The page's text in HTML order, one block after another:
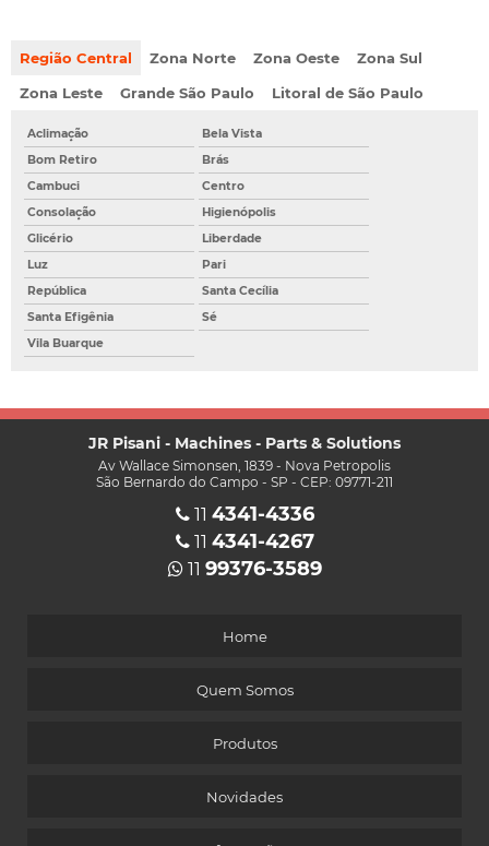
Região Central Zona Norte Zona Oeste
Zona Sul
Zona Leste
Grande São Paulo Litoral de São Paulo
Aclimação
Bela Vista
Bom Retiro
Brás
Cambuci
Centro
Consolação
Higienópolis
Glicério
Liberdade
Luz
Pari
República
Santa Cecília
Santa Efigênia
Sé
Vila Buarque
JR Pisani - Machines - Parts & Solutions
Av Wallace Simonsen, 1839 - Nova Petropolis
São Bernardo do Campo - SP - CEP: 09771-211
11 4341-4336
11 4341-4267
11 99376-3589
Home
Quem Somos
Produtos
Novidades